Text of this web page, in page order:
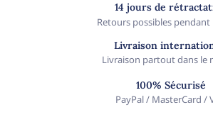
14 jours de
Retours possibles pendant
Livraison
Livraison partout dans le
100% Sécurisé
PayPal / MasterCard /